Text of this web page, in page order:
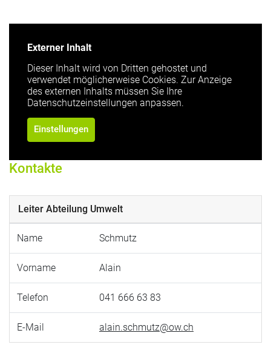
Externer Inhalt
Dieser Inhalt wird von Dritten gehostet und
verwendet möglicherweise Cookies. Zur Anzeige
des externen Inhalts müssen Sie Ihre
Datenschutzeinstellungen anpassen.
Einstellungen
Kontakte
Leiter Abteilung Umwelt
Name Schmutz
Vorname Alain
Telefon 041 666 63 83
E-Mail alain.schmutz@ow.ch